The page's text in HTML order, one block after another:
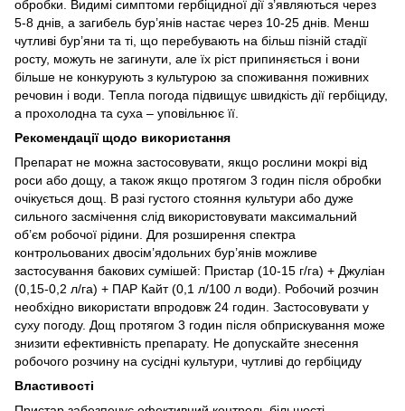
обробки. Видимі симптоми гербіцидної дії з’являються через
5-8 днів, а загибель бур’янів настає через 10-25 днів. Менш
чутливі бур’яни та ті, що перебувають на більш пізній стадії
росту, можуть не загинути, але їх ріст припиняється і вони
більше не конкурують з культурою за споживання поживних
речовин і води. Тепла погода підвищує швидкість дії гербіциду,
а прохолодна та суха – уповільнює її.
Рекомендації щодо використання
Препарат не можна застосовувати, якщо рослини мокрі від
роси або дощу, а також якщо протягом 3 годин після обробки
очікується дощ. В разі густого стояння культури або дуже
сильного засмічення слід використовувати максимальний
об’єм робочої рідини. Для розширення спектра
контрольованих двосім’ядольних бур’янів можливе
застосування бакових сумішей: Пристар (10-15 г/га) + Джуліан
(0,15-0,2 л/га) + ПАР Кайт (0,1 л/100 л води). Робочий розчин
необхідно використати впродовж 24 годин. Застосовувати у
суху погоду. Дощ протягом 3 годин після обприскування може
знизити ефективність препарату. Не допускайте знесення
робочого розчину на сусідні культури, чутливі до гербіциду
Властивості